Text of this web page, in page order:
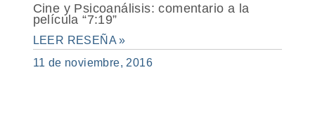
Cine y Psicoanálisis: comentario a la
película “7:19”
LEER RESEÑA »
11 de noviembre, 2016